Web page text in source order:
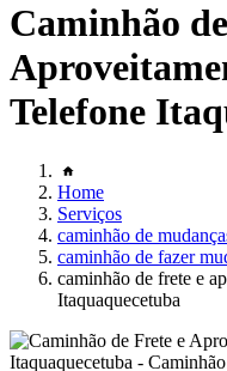
Caminhão
Telefone
Home
Serviços
caminhão de
caminhão de fazer
caminhão de frete e
Itaquaquecetuba